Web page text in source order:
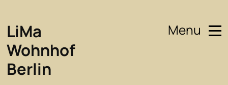
LiMa
Wohnhof
Berlin
Menu